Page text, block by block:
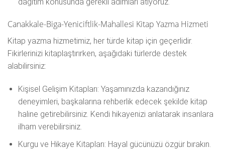
Canakkale-Biga-Yeniciftlik-Mahallesi Kitap Yazma Hizmeti
Kitap yazma hizmetimiz, her türde kitap için geçerlidir.
Fikirlerinizi kitaplaştırırken, aşağıdaki türlerde destek
alabilirsiniz:
Kişisel Gelişim Kitapları: Yaşamınızda kazandığınız
deneyimleri, başkalarına rehberlik edecek şekilde kitap
haline getirebilirsiniz. Kendi hikayenizi anlatarak insanlara
ilham verebilirsiniz.
Kurgu ve Hikaye Kitapları: Hayal gücünüzü özgür bırakın.